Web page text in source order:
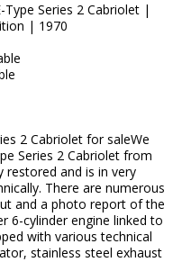
Type Series 2 Cabriolet |
| 1970
2 Cabriolet for saleWe
Series 2 Cabriolet from
restored and is in very
There are numerous
and a photo report of the
6-cylinder engine linked to
with various technical
stainless steel exhaust